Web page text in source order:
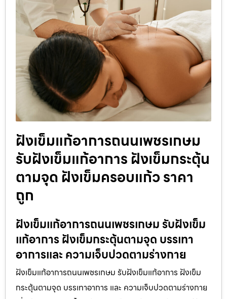
ฝังเข็มแก้อาการถนนเพชรเกษม
รับฝังเข็มแก้อาการ ฝังเข็มกระตุ้น
ตามจุด ฝังเข็มครอบแก้ว ราคา
ถูก
ฝังเข็มแก้อาการถนนเพชรเกษม รับฝังเข็ม
แก้อาการ ฝังเข็มกระตุ้นตามจุด บรรเทา
อาการและ ความเจ็บปวดตามร่างกาย
ฝังเข็มแก้อาการถนนเพชรเกษม รับฝังเข็มแก้อาการ ฝังเข็ม
กระตุ้นตามจุด บรรเทาอาการ และ ความเจ็บปวดตามร่างกาย